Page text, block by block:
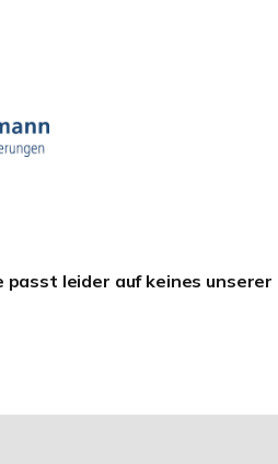
passt leider auf keines unserer